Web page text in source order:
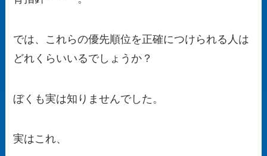
では、これらの優先順位を正確につけられる人は
どれくらいいるでしょうか？
ぼくも実は知りませんでした。
実はこれ、